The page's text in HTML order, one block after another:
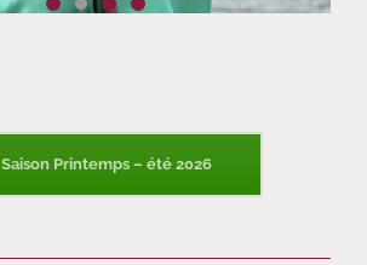
Saison Printemps – été 2026